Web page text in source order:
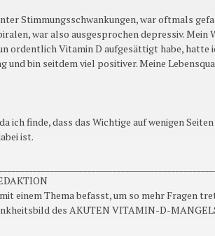
Stimmungsschwankungen, war oftmals
war also ausgesprochen depressiv. Mein
ordentlich Vitamin D aufgesättigt habe, hatte
und bin seitdem viel positiver. Meine
ich finde, dass das Wichtige auf wenigen
ist.
einem Thema befasst, um so mehr Fragen
des AKUTEN VITAMIN-D-